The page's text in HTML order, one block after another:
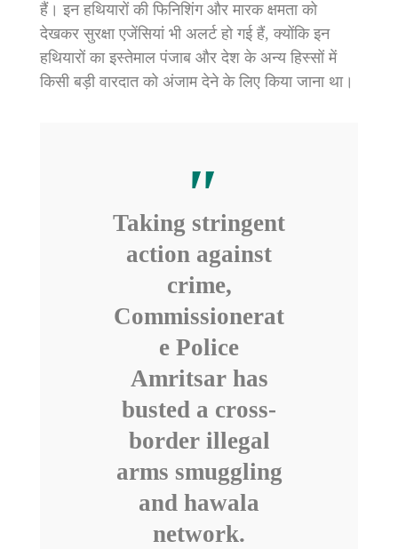
हैं। इन हथियारों की फिनिशिंग और मारक क्षमता को
देखकर सुरक्षा एजेंसियां भी अलर्ट हो गई हैं, क्योंकि इन
हथियारों का इस्तेमाल पंजाब और देश के अन्य हिस्सों में
किसी बड़ी वारदात को अंजाम देने के लिए किया जाना था।
Taking stringent
action against
crime,
Commissionerat
e Police
Amritsar has
busted a cross-
border illegal
arms smuggling
and hawala
network.